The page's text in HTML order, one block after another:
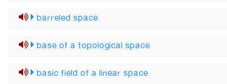
barreled space
base of a topological space
basic field of a linear space